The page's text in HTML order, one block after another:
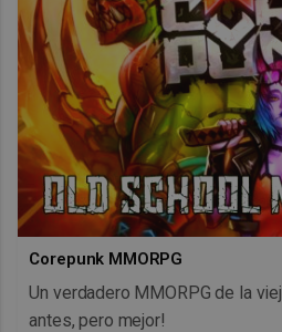
Corepunk MMORPG
Un verdadero MMORPG de la
antes, pero mejor!